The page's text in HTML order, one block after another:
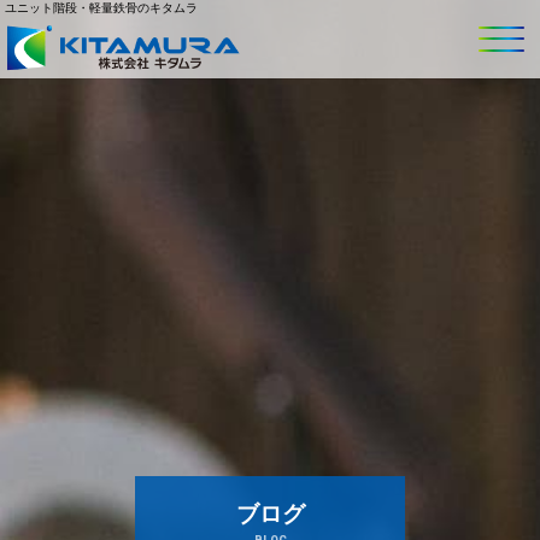
ユニット階段・軽量鉄骨のキタムラ
ブログ